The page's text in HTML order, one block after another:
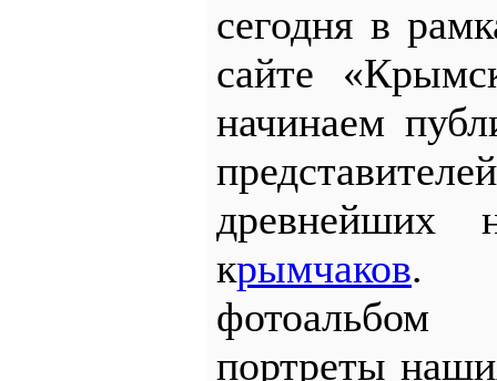
сегодня в
сайте
начинаем
древнейших
крымчаков.
портреты